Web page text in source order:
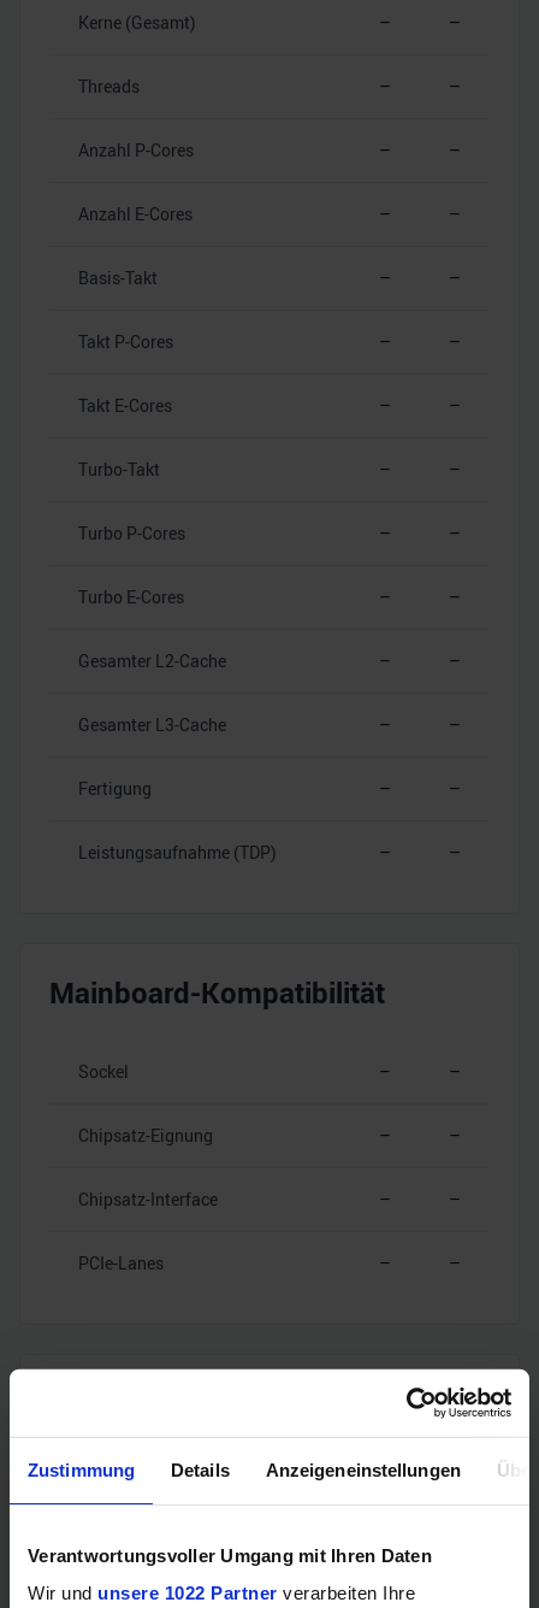
Zustimmung Details Anzeigeneinstellungen
Verantwortungsvoller Umgang mit Ihren Daten
Wir und unsere 1022 Partner verarbeiten Ihre
Kerne (Gesamt) – –
Threads – –
Anzahl P-Cores – –
Anzahl E-Cores – –
Basis-Takt – –
Takt P-Cores – –
Takt E-Cores – –
Turbo-Takt – –
Turbo P-Cores – –
Turbo E-Cores – –
Gesamter L2-Cache – –
Gesamter L3-Cache – –
Fertigung – –
Leistungsaufnahme (TDP) – –
Mainboard-Kompatibilität
Sockel – –
Chipsatz-Eignung – –
Chipsatz-Interface – –
PCIe-Lanes – –
Speichertyp – –
Speicherkanäle